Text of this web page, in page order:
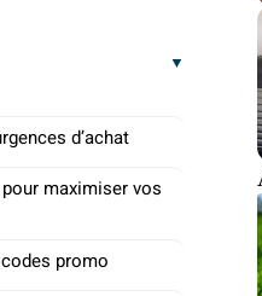
d’achat
maximiser vos
promo